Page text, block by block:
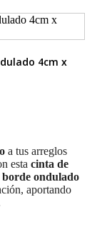
4cm x
a tus arreglos
esta cinta de
borde ondulado
aportando